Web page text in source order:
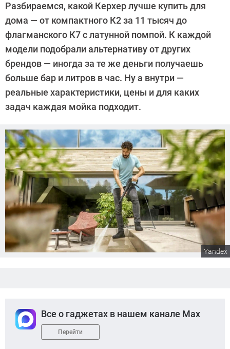
Ивовый
Разбираемся, какой Керхер лучше купить для
дома — от компактного К2 за 11 тысяч до
флагманского К7 с латунной помпой. К каждой
модели подобрали альтернативу от других
брендов — иногда за те же деньги получаешь
больше бар и литров в час. Ну а внутри —
реальные характеристики, цены и для каких
задач каждая мойка подходит.
Yandex
Все о гаджетах в нашем канале Max
Перейти